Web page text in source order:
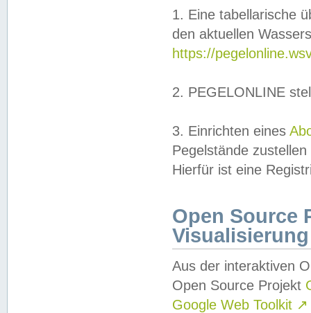
1. Eine tabellarische
den aktuellen
https://
2. PEGELONLINE
3. Einrichten eines
Pegelstände
Hierfür ist eine
Open Source
Visualisierung
Aus der interaktiven
Open Source Projekt
Google Web Toolkit ↗